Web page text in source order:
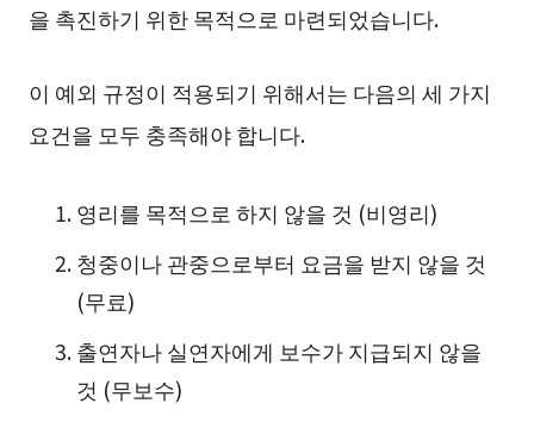
을 촉진하기 위한 목적으로 마련되었습니다.
이 예외 규정이 적용되기 위해서는 다음의 세 가지
요건을 모두 충족해야 합니다.
영리를 목적으로 하지 않을 것 (비영리)
청중이나 관중으로부터 요금을 받지 않을 것
(무료)
출연자나 실연자에게 보수가 지급되지 않을
것 (무보수)